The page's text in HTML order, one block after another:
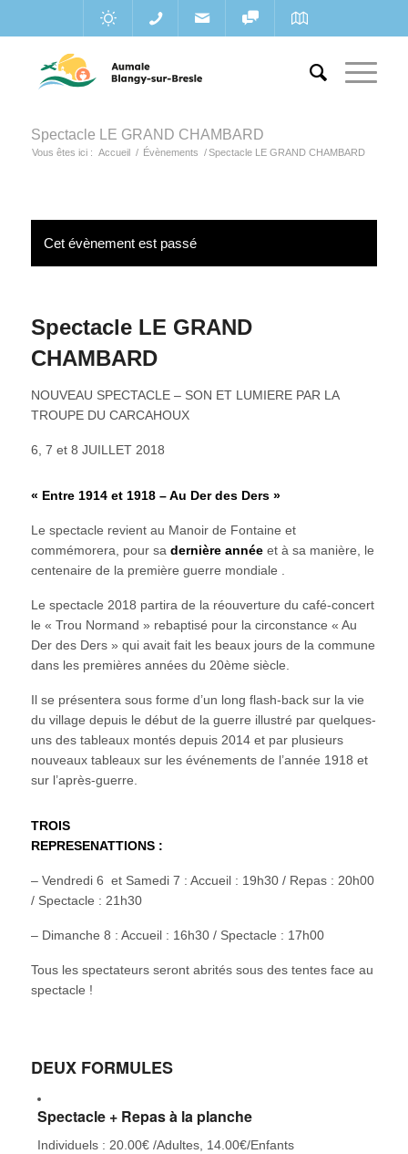
Spectacle LE GRAND CHAMBARD
Vous êtes ici : Accueil / Évènements / Spectacle LE GRAND CHAMBARD
Cet évènement est passé
Spectacle LE GRAND
CHAMBARD
NOUVEAU SPECTACLE – SON ET LUMIERE PAR LA
TROUPE DU CARCAHOUX
6, 7 et 8 JUILLET 2018
« Entre 1914 et 1918 – Au Der des Ders »
Le spectacle revient au Manoir de Fontaine et
commémorera, pour sa dernière annéeet à sa manière, le
centenaire de la première guerre mondiale .
Le spectacle 2018 partira de la réouverture du café-concert
le « Trou Normand » rebaptisé pour la circonstance « Au
Der des Ders » qui avait fait les beaux jours de la commune
dans les premières années du 20ème siècle.
Il se présentera sous forme d’un long flash-back sur la vie
du village depuis le début de la guerre illustré par quelques-
uns des tableaux montés depuis 2014 et par plusieurs
nouveaux tableaux sur les événements de l’année 1918 et
sur l’après-guerre.
TROIS
REPRESENATTIONS :
– Vendredi 6 et Samedi 7 : Accueil : 19h30 / Repas : 20h00
/ Spectacle : 21h30
– Dimanche 8 : Accueil : 16h30 / Spectacle : 17h00
Tous les spectateurs seront abrités sous des tentes face au
spectacle !
DEUX FORMULES
Spectacle + Repas à la planche
Individuels : 20.00€ /Adultes, 14.00€/Enfants